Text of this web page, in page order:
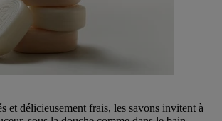
et délicieusement frais, les savons invitent à